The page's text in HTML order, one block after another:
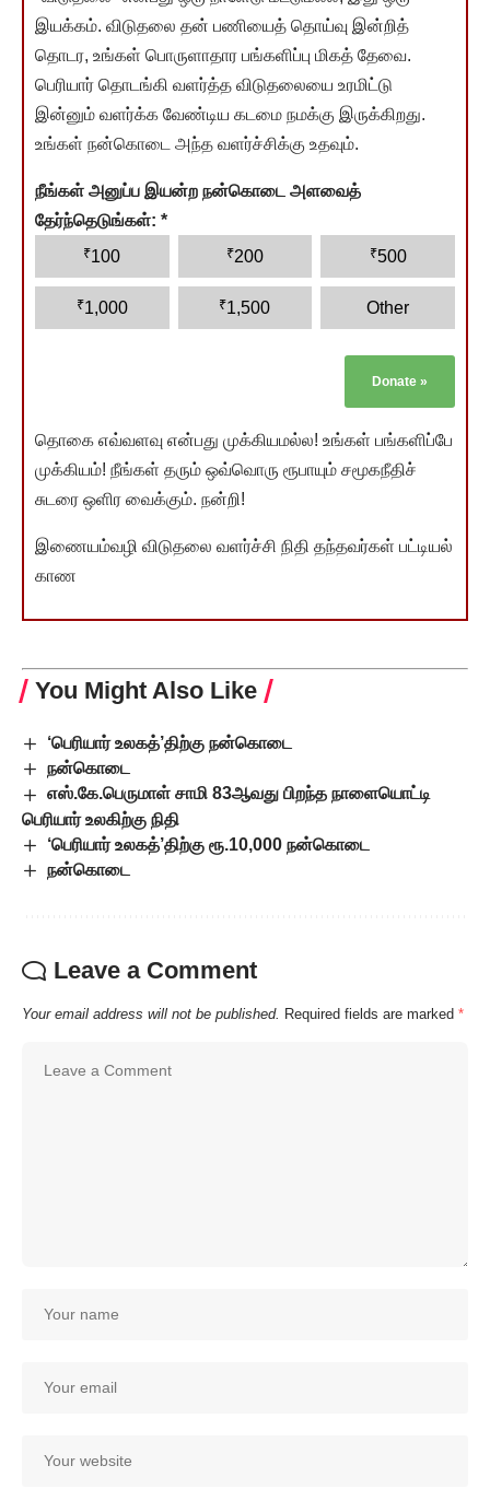
இயக்கம். விடுதலை தன் பணியைத் தொய்வு இன்றித்
தொடர, உங்கள் பொருளாதார பங்களிப்பு மிகத் தேவை.
பெரியார் தொடங்கி வளர்த்த விடுதலையை உரமிட்டு
இன்னும் வளர்க்க வேண்டிய கடமை நமக்கு இருக்கிறது.
உங்கள் நன்கொடை அந்த வளர்ச்சிக்கு உதவும்.
நீங்கள் அனுப்ப இயன்ற நன்கொடை அளவைத்
தேர்ந்தெடுங்கள்: *
₹100 ₹200 ₹500
₹1,000 ₹1,500 Other
Donate »
தொகை எவ்வளவு என்பது முக்கியமல்ல! உங்கள் பங்களிப்பே
முக்கியம்! நீங்கள் தரும் ஒவ்வொரு ரூபாயும் சமூகநீதிச்
சுடரை ஒளிர வைக்கும். நன்றி!
இணையம்வழி விடுதலை வளர்ச்சி நிதி தந்தவர்கள் பட்டியல்
காண
You Might Also Like
‘பெரியார் உலகத்’திற்கு நன்கொடை
நன்கொடை
எஸ்.கே.பெருமாள் சாமி 83ஆவது பிறந்த நாளையொட்டி
பெரியார் உலகிற்கு நிதி
‘பெரியார் உலகத்’திற்கு ரூ.10,000 நன்கொடை
நன்கொடை
Leave a Comment
Your email address will not be published. Required fields are marked *